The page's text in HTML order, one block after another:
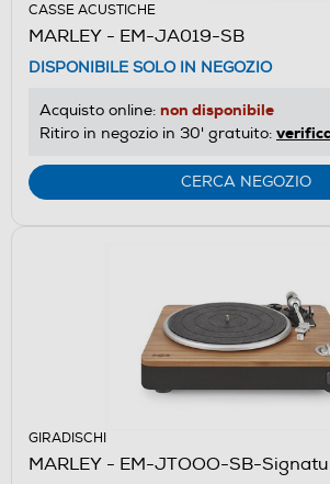
CASSE ACUSTICHE
MARLEY - EM-JA019-SB
DISPONIBILE SOLO IN NEGOZIO
Acquisto online: non disponibile
Ritiro in negozio in 30' gratuito:
CERCA NEGOZIO
GIRADISCHI
MARLEY - EM-JTOOO-SB-